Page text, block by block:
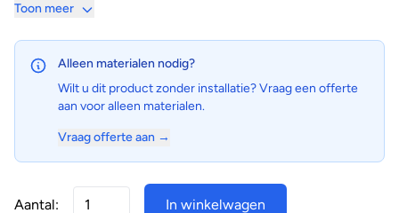
uitschakelingstimer,...).
Stel tot 3 onafhankelijke tijdsschema's is, zodat de
gebruiker probleemloos het schema zelf kan wijzigen
Automatische aanpassing zomeruur/winteruur
Bij een stroomuitval blijven alle instellingen tot 48 uur
Toon meer
Alleen materialen nodig?
Wilt u dit product zonder installatie? Vraag een offerte
aan voor alleen materialen.
Vraag offerte aan →
Aantal: In winkelwagen